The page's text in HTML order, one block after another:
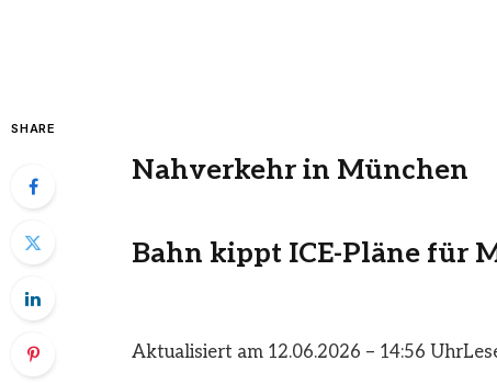
SHARE
Nahverkehr in München
Bahn kippt ICE-Pläne für
Aktualisiert am 12.06.2026 – 14:56 Uhr